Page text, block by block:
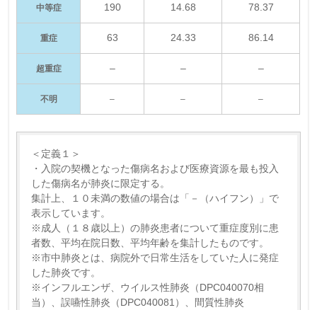
中等症 190 14.68 78.37
重症 63 24.33 86.14
超重症 – – –
不明 – – –
＜定義１＞
・入院の契機となった傷病名および医療資源を最も投入
した傷病名が肺炎に限定する。
集計上、１０未満の数値の場合は「－（ハイフン）」で
表示しています。
※成人（１８歳以上）の肺炎患者について重症度別に患
者数、平均在院日数、平均年齢を集計したものです。
※市中肺炎とは、病院外で日常生活をしていた人に発症
した肺炎です。
※インフルエンザ、ウイルス性肺炎（DPC040070相
当）、誤嚥性肺炎（DPC040081）、間質性肺炎